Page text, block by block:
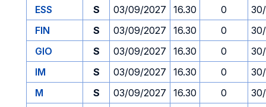
ESS S 03/09/2027 16.30 0
FIN
S 03/09/2027 16.30 0
GIO
S 03/09/2027 16.30 0
IM
S 03/09/2027 16.30 0
M
S 03/09/2027 16.30 0